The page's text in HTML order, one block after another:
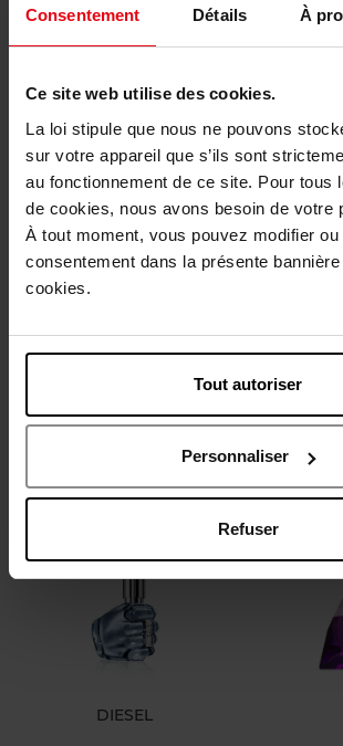
Consentement Détails À
Ce site web utilise des cookies.
La loi stipule que nous ne pouvons
sur votre appareil que s’ils sont
au fonctionnement de ce site. Pour tous
de cookies, nous avons besoin de votre
À tout moment, vous pouvez modifier
consentement dans la présente
cookies.
Tout autoriser
Personnaliser
Refuser
Eau de parfum
Voir la fiche
Bientôt disponible
Eau de toilette
65,50 € Ajouter
DIESEL